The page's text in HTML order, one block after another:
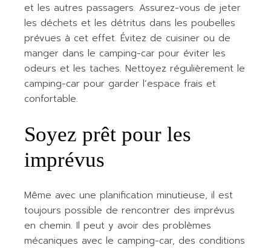
et les autres passagers. Assurez-vous de jeter
les déchets et les détritus dans les poubelles
prévues à cet effet. Évitez de cuisiner ou de
manger dans le camping-car pour éviter les
odeurs et les taches. Nettoyez régulièrement le
camping-car pour garder l’espace frais et
confortable.
Soyez prêt pour les
imprévus
Même avec une planification minutieuse, il est
toujours possible de rencontrer des imprévus
en chemin. Il peut y avoir des problèmes
mécaniques avec le camping-car, des conditions